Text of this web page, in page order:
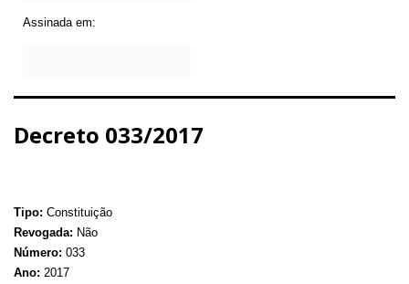
Assinada em:
Decreto 033/2017
Tipo: Constituição
Revogada: Não
Número: 033
Ano: 2017